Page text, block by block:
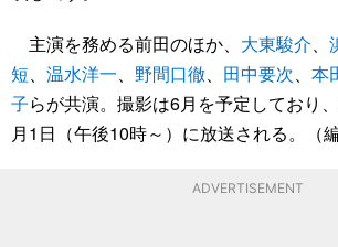
主演を務める前田のほか、 大東駿介
短
温水洋一 野間口徹 田中要次 本
子らが共演。撮影は6月を予定しており
月1日（午後10時～）に放送される。（
ADVERTISEMENT